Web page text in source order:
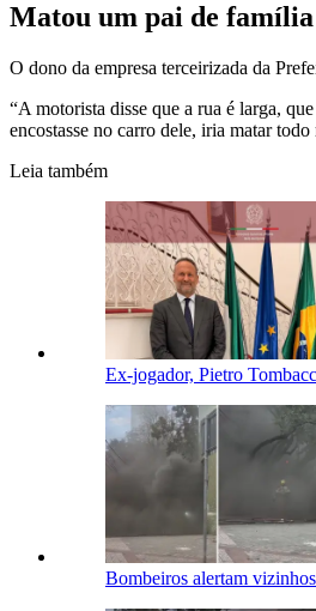
Matou um pai de família
O dono da empresa terceirizada da
“A motorista disse que a rua é larga,
encostasse no carro dele, iria matar
Leia também
Ex-jogador, Pietro
Bombeiros alertam